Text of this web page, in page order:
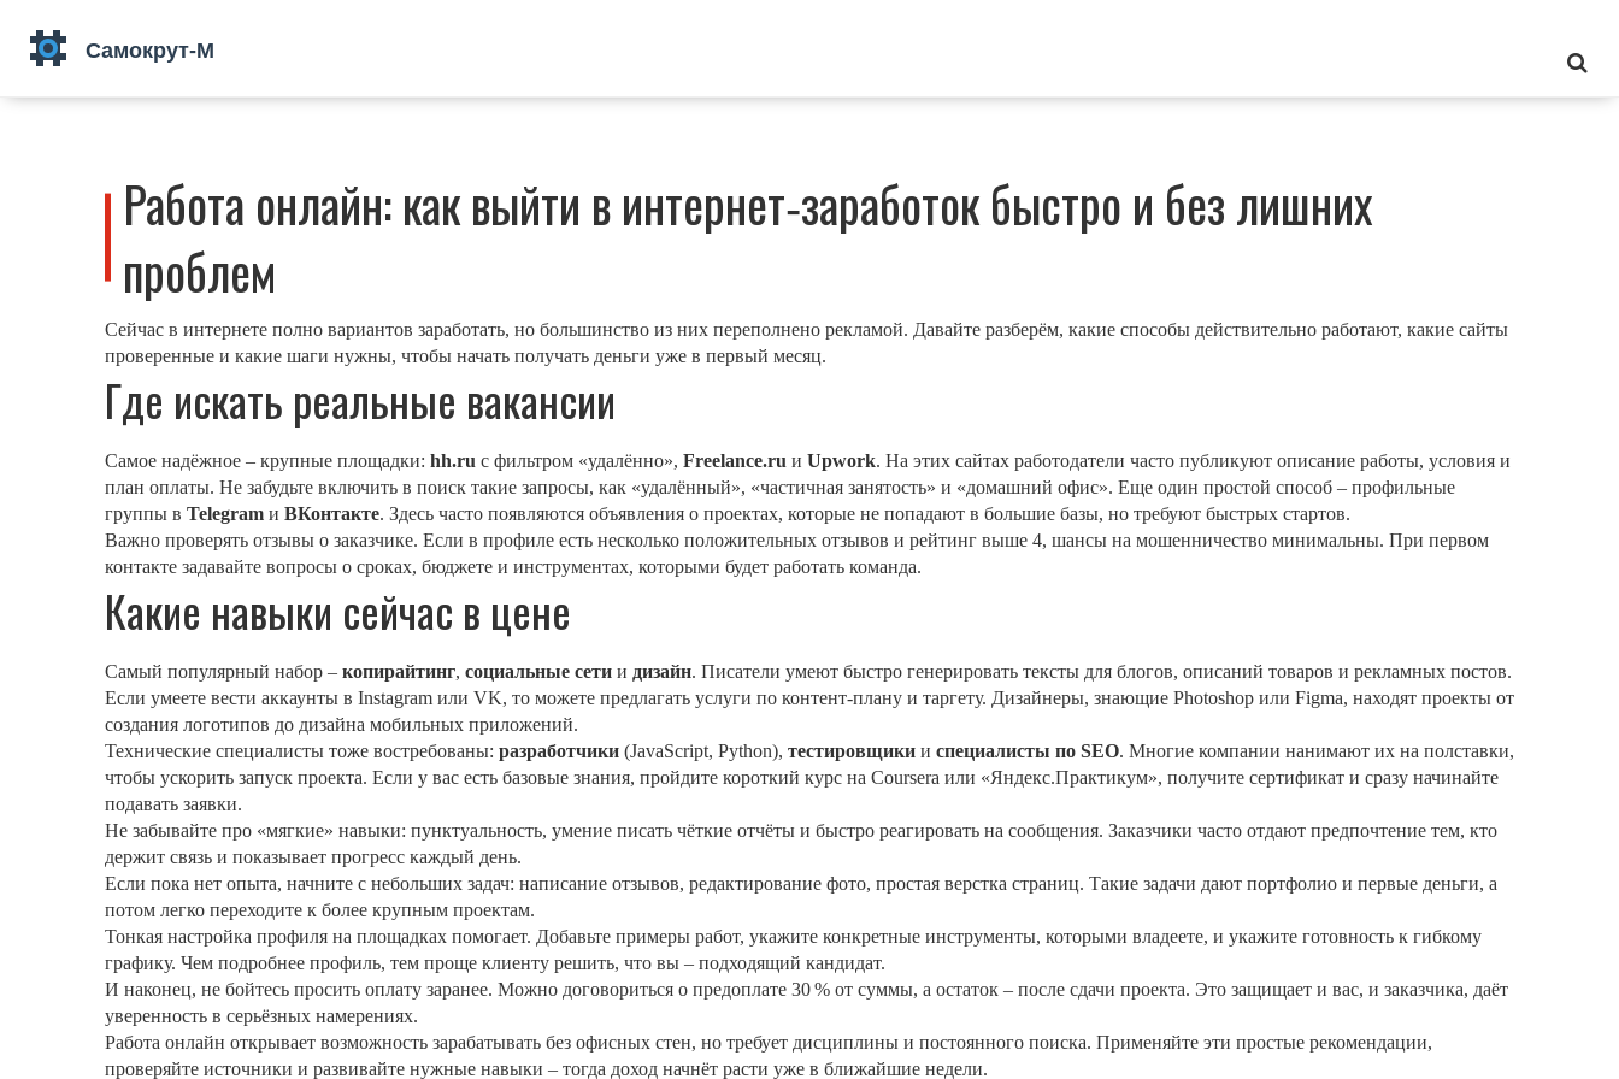
Работа онлайн: как выйти в интернет‑заработок быстро и без лишних
проблем
Сейчас в интернете полно вариантов заработать, но большинство из них переполнено рекламой. Давайте разберём, какие способы действительно работают, какие сайты
проверенные и какие шаги нужны, чтобы начать получать деньги уже в первый месяц.
Где искать реальные вакансии
Самое надёжное – крупные площадки: hh.ru с фильтром «удалённо», Freelance.ru и Upwork. На этих сайтах работодатели часто публикуют описание работы, условия и
план оплаты. Не забудьте включить в поиск такие запросы, как «удалённый», «частичная занятость» и «домашний офис». Еще один простой способ – профильные
группы в Telegram и ВКонтакте. Здесь часто появляются объявления о проектах, которые не попадают в большие базы, но требуют быстрых стартов.
Важно проверять отзывы о заказчике. Если в профиле есть несколько положительных отзывов и рейтинг выше 4, шансы на мошенничество минимальны. При первом
контакте задавайте вопросы о сроках, бюджете и инструментах, которыми будет работать команда.
Какие навыки сейчас в цене
Самый популярный набор – копирайтинг, социальные сети и дизайн. Писатели умеют быстро генерировать тексты для блогов, описаний товаров и рекламных постов.
Если умеете вести аккаунты в Instagram или VK, то можете предлагать услуги по контент‑плану и таргету. Дизайнеры, знающие Photoshop или Figma, находят проекты от
создания логотипов до дизайна мобильных приложений.
Технические специалисты тоже востребованы: разработчики (JavaScript, Python), тестировщики и специалисты по SEO. Многие компании нанимают их на полставки,
чтобы ускорить запуск проекта. Если у вас есть базовые знания, пройдите короткий курс на Coursera или «Яндекс.Практикум», получите сертификат и сразу начинайте
подавать заявки.
Не забывайте про «мягкие» навыки: пунктуальность, умение писать чёткие отчёты и быстро реагировать на сообщения. Заказчики часто отдают предпочтение тем, кто
держит связь и показывает прогресс каждый день.
Если пока нет опыта, начните с небольших задач: написание отзывов, редактирование фото, простая верстка страниц. Такие задачи дают портфолио и первые деньги, а
потом легко переходите к более крупным проектам.
Тонкая настройка профиля на площадках помогает. Добавьте примеры работ, укажите конкретные инструменты, которыми владеете, и укажите готовность к гибкому
графику. Чем подробнее профиль, тем проще клиенту решить, что вы – подходящий кандидат.
И наконец, не бойтесь просить оплату заранее. Можно договориться о предоплате 30 % от суммы, а остаток – после сдачи проекта. Это защищает и вас, и заказчика, даёт
уверенность в серьёзных намерениях.
Работа онлайн открывает возможность зарабатывать без офисных стен, но требует дисциплины и постоянного поиска. Применяйте эти простые рекомендации,
проверяйте источники и развивайте нужные навыки – тогда доход начнёт расти уже в ближайшие недели.